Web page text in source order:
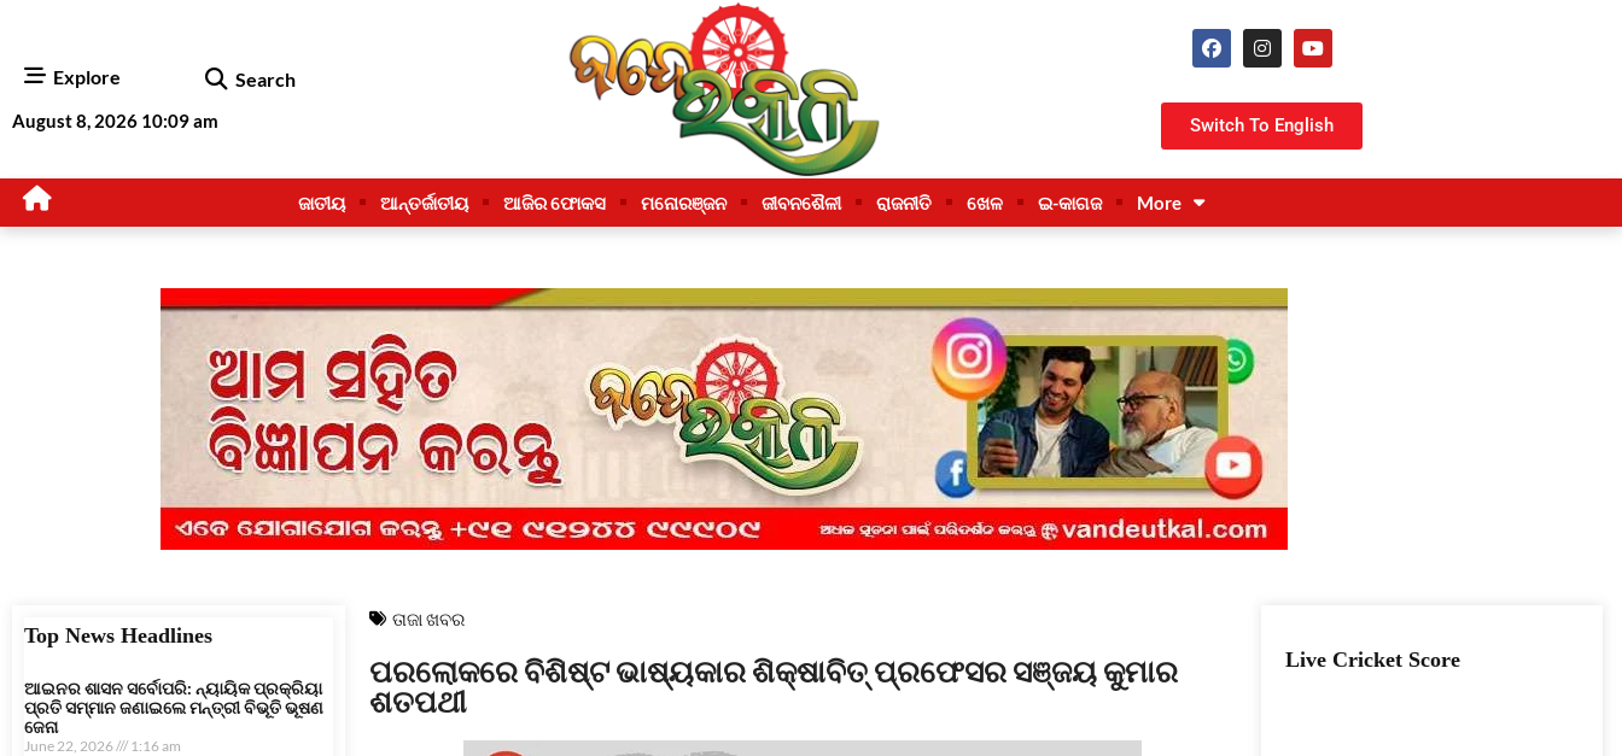
Explore Search
August 8, 2026 10:09 am Switch To English
ଜାତୀୟ ଆନ୍ତର୍ଜାତୀୟ ଆଜିର ଫୋକସ ମନୋରଞ୍ଜନ ଜୀବନଶୈଳୀ ରାଜନୀତି ଖେଳ ଇ-କାଗଜ More
Top News Headlines
ଆଇନର ଶାସନ ସର୍ବୋପରି: ନ୍ୟାୟିକ ପ୍ରକ୍ରିୟା
ପ୍ରତି ସମ୍ମାନ ଜଣାଇଲେ ମନ୍ତ୍ରୀ ବିଭୂତି ଭୂଷଣ
ଜେନା
June 22, 2026 1:16 am
ତାଜା ଖବର
ପରଲୋକରେ ବିଶିଷ୍ଟ ଭାଷ୍ୟକାର ଶିକ୍ଷାବିତ୍ ପ୍ରଫେସର ସଞ୍ଜୟ କୁମାର
ଶତପଥୀ
Live Cricket Score